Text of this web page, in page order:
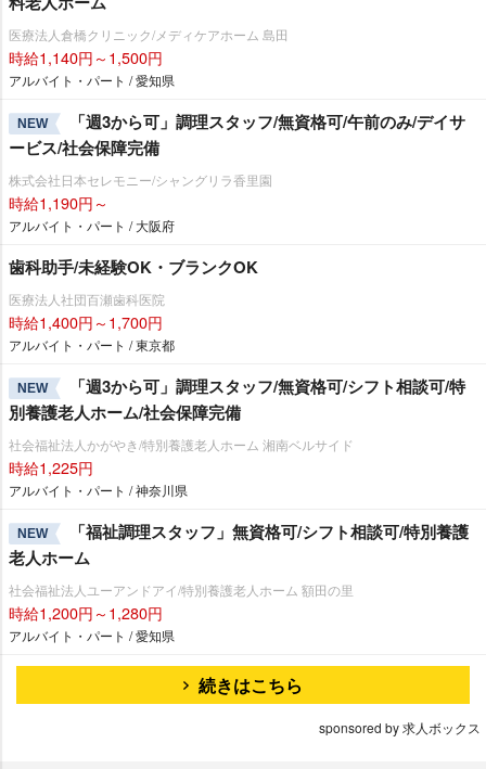
医療法人倉橋クリニック/メディケアホーム 島田
時給1,140円～1,500円
アルバイト・パート / 愛知県
NEW
「週3から可」調理スタッフ/無資格可/午前のみ/デイサ
ービス/社会保障完備
株式会社日本セレモニー/シャングリラ香里園
時給1,190円～
アルバイト・パート / 大阪府
歯科助手/未経験OK・ブランクOK
医療法人社団百瀬歯科医院
時給1,400円～1,700円
アルバイト・パート / 東京都
NEW
「週3から可」調理スタッフ/無資格可/シフト相談可/特
別養護老人ホーム/社会保障完備
社会福祉法人かがやき/特別養護老人ホーム 湘南ベルサイド
時給1,225円
アルバイト・パート / 神奈川県
NEW
「福祉調理スタッフ」無資格可/シフト相談可/特別養護
老人ホーム
社会福祉法人ユーアンドアイ/特別養護老人ホーム 額田の里
時給1,200円～1,280円
アルバイト・パート / 愛知県
続きはこちら
sponsored by 求人ボックス